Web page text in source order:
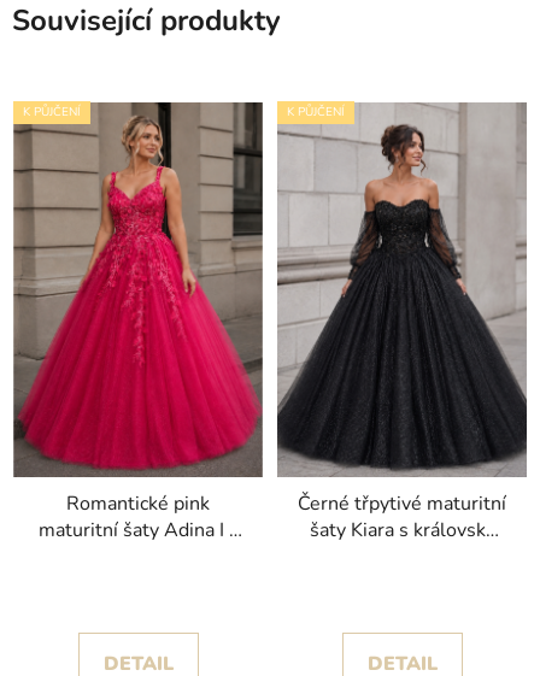
Související produkty
K PŮJČENÍ
Romantické pink
maturitní šaty Adina I s
DETAIL
K PŮJČENÍ
Černé třpytivé maturitní
šaty Kiara s královsky
DETAIL